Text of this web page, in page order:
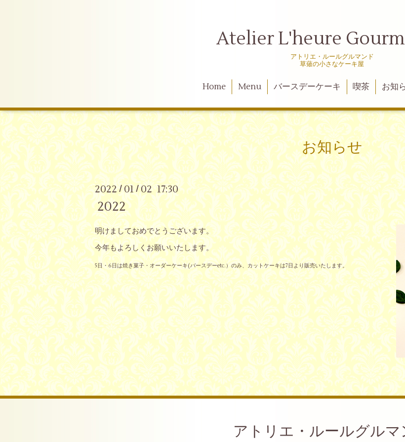
Atelier L'heure
アトリエ・ルールグルマンド
草薙の小さなケーキ屋
Home Menu バースデーケーキ 喫茶 お知
お知らせ
2022/01/02 17:30
2022
明けましておめでとうございます。
今年もよろしくお願いいたします。
5日・6日は焼き菓子・オーダーケーキ(バースデーetc.）のみ、カットケーキは7日より販売いたします。
アトリエ・ルールグルマ